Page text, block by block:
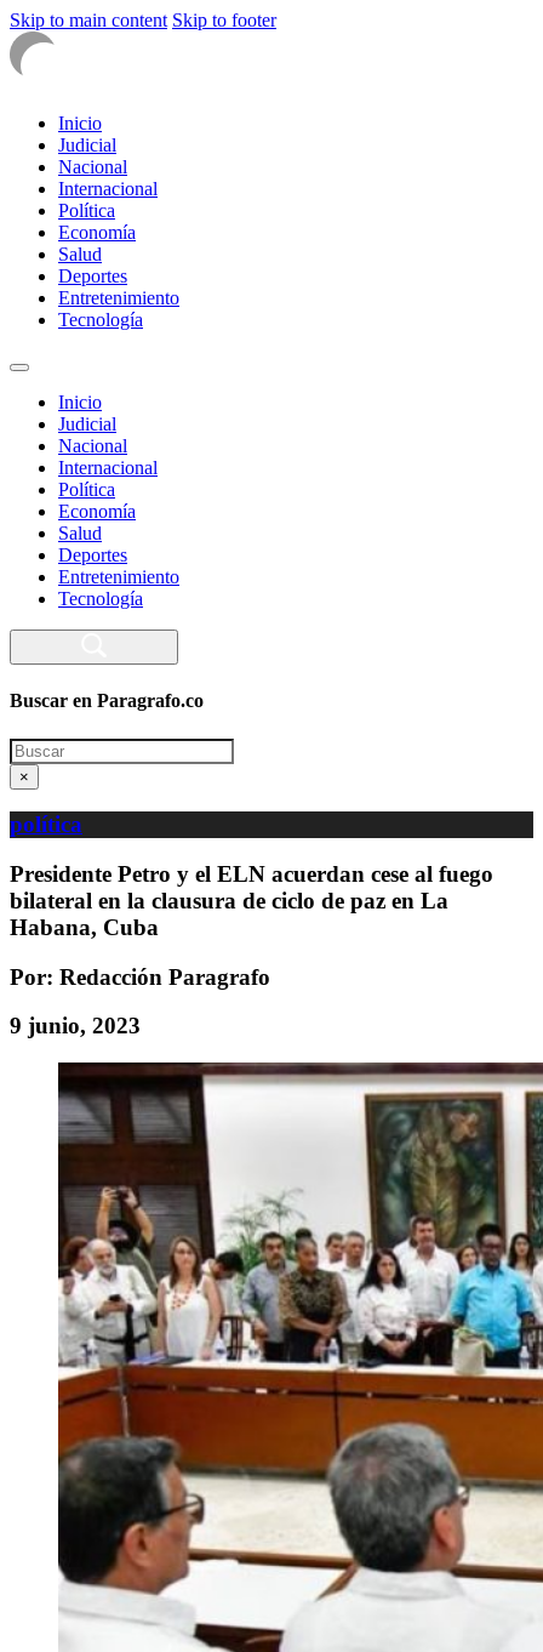
Skip to main content Skip to footer
Inicio
Judicial
Nacional
Internacional
Política
Economía
Salud
Deportes
Entretenimiento
Tecnología
Inicio
Judicial
Nacional
Internacional
Política
Economía
Salud
Deportes
Entretenimiento
Tecnología
Buscar en Paragrafo.co
Search
×
política
Presidente Petro y el ELN acuerdan cese al fuego
bilateral en la clausura de ciclo de paz en La
Habana, Cuba
Por: Redacción Paragrafo
9 junio, 2023